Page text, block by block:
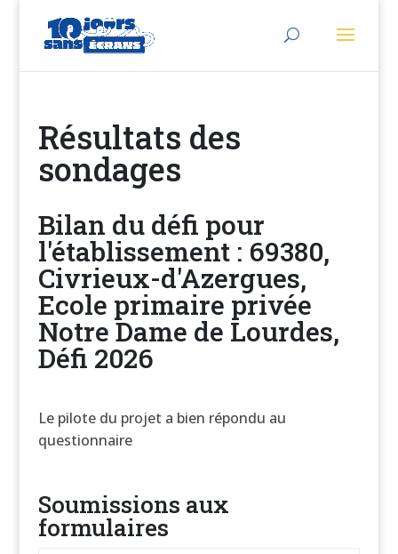
Résultats des
sondages
Bilan du défi pour
l'établissement : 69380,
Civrieux-d'Azergues,
Ecole primaire privée
Notre Dame de Lourdes,
Défi 2026
Le pilote du projet a bien répondu au
questionnaire
Soumissions aux
formulaires